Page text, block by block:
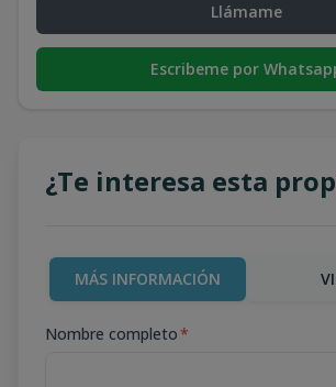
Llámame
Escribeme por
¿Te interesa esta
MÁS INFORMACIÓN
Nombre completo*